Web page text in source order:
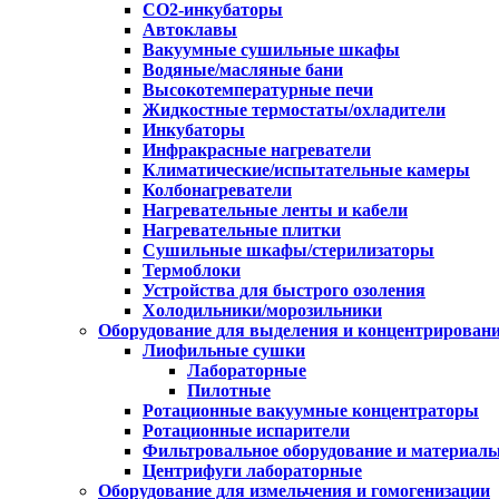
CO2-инкубаторы
Автоклавы
Вакуумные сушильные шкафы
Водяные/масляные бани
Высокотемпературные печи
Жидкостные термостаты/охладители
Инкубаторы
Инфракрасные нагреватели
Климатические/испытательные камеры
Колбонагреватели
Нагревательные ленты и кабели
Нагревательные плитки
Сушильные шкафы/стерилизаторы
Термоблоки
Устройства для быстрого озоления
Холодильники/морозильники
Оборудование для выделения и
Лиофильные сушки
Лабораторные
Пилотные
Ротационные вакуумные концентраторы
Ротационные испарители
Фильтровальное оборудование и
Центрифуги лабораторные
Оборудование для измельчения и гомогенизации